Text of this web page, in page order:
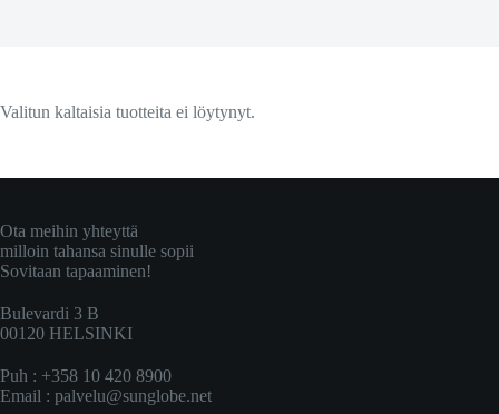
Valitun kaltaisia tuotteita ei löytynyt.
Ota meihin yhteyttä
milloin tahansa sinulle sopii
Sovitaan tapaaminen!
Bulevardi 3 B
00120 HELSINKI
Puh : +358 10 420 8900
Email : palvelu@sunglobe.net